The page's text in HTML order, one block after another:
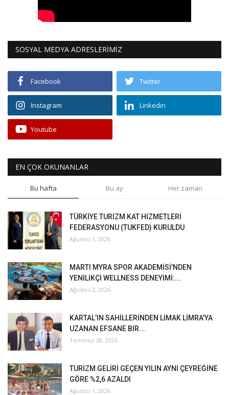
SOSYAL MEDYA ADRESLERİMİZ
Facebook Twitter
Instagram Linkedin
Youtube
EN ÇOK OKUNANLAR
Bu hafta Bu ay Her zaman
TÜRKİYE TURİZM KAT HİZMETLERİ
FEDERASYONU (TUKFED) KURULDU
Ağustos 1, 2026
MARTI MYRA SPOR AKADEMİSİ’NDEN
YENİLİKÇİ WELLNESS DENEYİMİ:...
Ağustos 2, 2026
KARTAL’IN SAHİLLERİNDEN LİMAK LİMRA’YA
UZANAN EFSANE BİR...
Temmuz 28, 2026
TURİZM GELİRİ GEÇEN YILIN AYNI ÇEYREĞİNE
GÖRE %2,6 AZALDI
Ağustos 1, 2026